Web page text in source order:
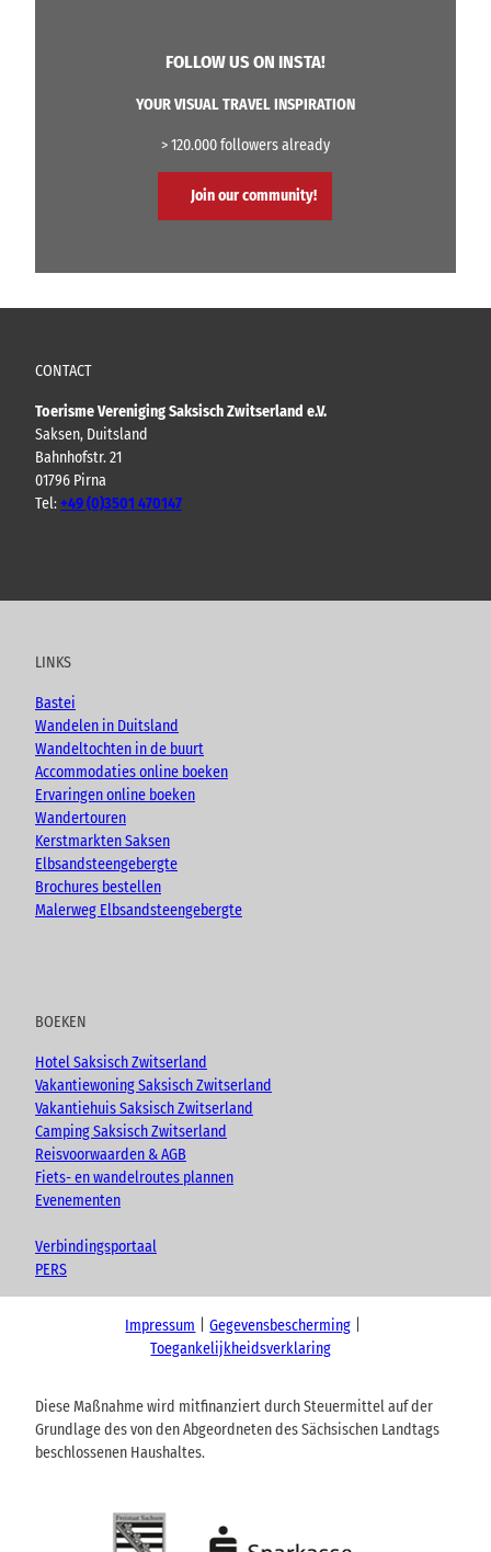
FOLLOW US ON INSTA!
YOUR VISUAL TRAVEL INSPIRATION
> 120.000 followers already
Join our community!
CONTACT
Toerisme Vereniging Saksisch Zwitserland e.V.
Saksen, Duitsland
Bahnhofstr. 21
01796 Pirna
Tel:+49 (0)3501 470147
u
e
c
o
k
s
a
m
o
LINKS
Bastei
Wandelen in Duitsland
Wandeltochten in de buurt
Accommodaties online boeken
Ervaringen online boeken
Wandertouren
Kerstmarkten Saksen
Elbsandsteengebergte
Brochures bestellen
Malerweg Elbsandsteengebergte
BOEKEN
Hotel Saksisch Zwitserland
Vakantiewoning Saksisch Zwitserland
Vakantiehuis Saksisch Zwitserland
Camping Saksisch Zwitserland
Reisvoorwaarden & AGB
Fiets- en wandelroutes plannen
Evenementen
Verbindingsportaal
PERS
Impressum
Gegevensbescherming
Toegankelijkheidsverklaring
Diese Maßnahme wird mitfinanziert durch Steuermittel auf der
Grundlage des von den Abgeordneten des Sächsischen Landtags
beschlossenen Haushaltes.